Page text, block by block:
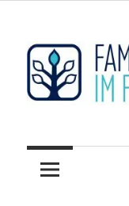
springen
im
sichtbar
machen